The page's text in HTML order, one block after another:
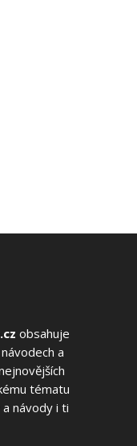
obsahuje
a
tématu
návody i ti